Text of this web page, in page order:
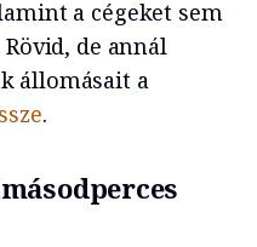
a cégeket sem
de annál
állomásait a
.